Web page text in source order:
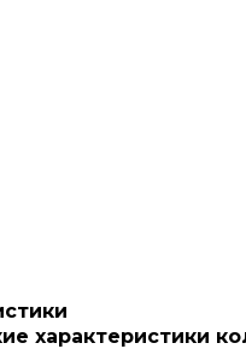
характеристики